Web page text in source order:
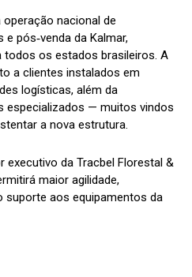
nacional de
pós‑venda da Kalmar,
todos os estados brasileiros. A
a clientes instalados em
logísticas, além da
especializados — muitos vindos
a nova estrutura.
executivo da Tracbel Florestal &
maior agilidade,
suporte aos equipamentos da